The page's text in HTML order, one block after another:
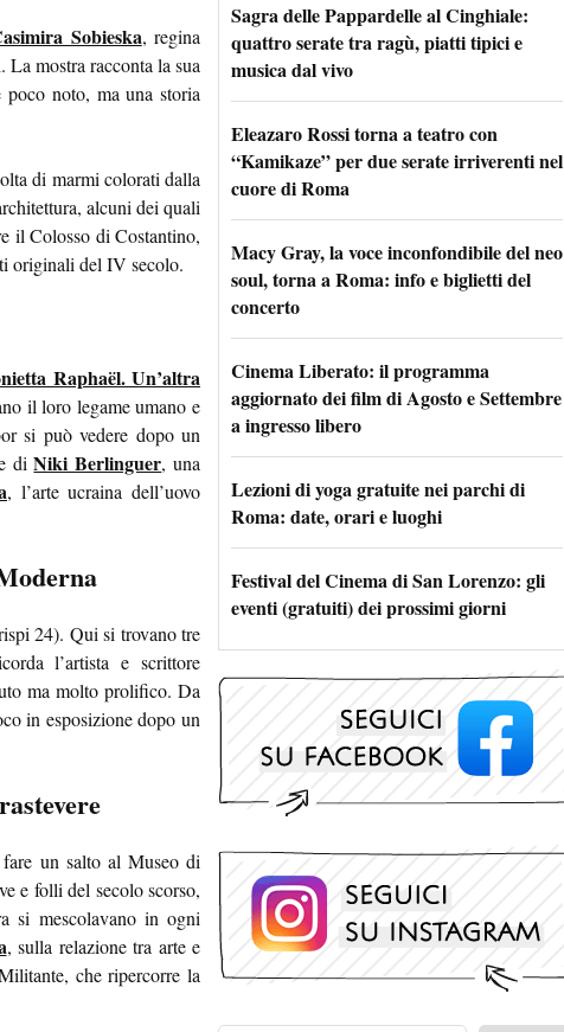
Sobieska, regina
mostra racconta la sua
noto, ma una storia
di marmi colorati dalla
alcuni dei quali
il Colosso di Costantino,
originali del IV secolo.
Raphaël. Un’altra
il loro legame umano e
si può vedere dopo un
diNiki Berlinguer, una
, l’arte ucraina dell’uovo
24). Qui si trovano tre
l’artista e scrittore
ma molto prolifico. Da
in esposizione dopo un
fare un salto al Museo di
e folli del secolo scorso,
si mescolavano in ogni
, sulla relazione tra arte e
che ripercorre la
Sagra delle Pappardelle al Cinghiale:
quattro serate tra ragù, piatti tipici e
musica dal vivo
Eleazaro Rossi torna a teatro con
“Kamikaze” per due serate irriverenti nel
cuore di Roma
Macy Gray, la voce inconfondibile del neo
soul, torna a Roma: info e biglietti del
concerto
Cinema Liberato: il programma
aggiornato dei film di Agosto e Settembre
a ingresso libero
Lezioni di yoga gratuite nei parchi di
Roma: date, orari e luoghi
Festival del Cinema di San Lorenzo: gli
eventi (gratuiti) dei prossimi giorni